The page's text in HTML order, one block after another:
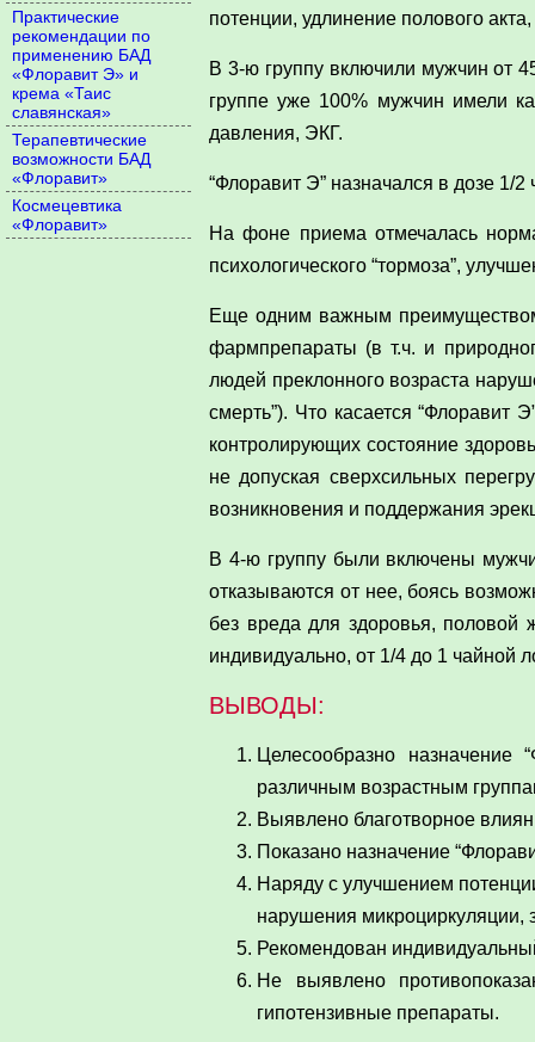
Практические
рекомендации по
применению БАД
«Флоравит Э» и
крема «Таис
славянская»
Терапевтические
возможности БАД
«Флоравит»
Космецевтика
«Флоравит»
потенции, удлинение полового
В 3-ю группу включили мужчин от
группе уже 100% мужчин имели
давления, ЭКГ.
“Флоравит Э” назначался в дозе 1/
На фоне приема отмечалась
психологического “тормоза”,
Еще одним важным
фармпрепараты (в т.ч. и
людей преклонного возраста
смерть”). Что касается
контролирующих состояние
не допуская сверхсильных
возникновения и поддержания
В 4-ю группу были включены
отказываются от нее, боясь
без вреда для здоровья, половой
индивидуально, от 1/4 до 1 чайной
ВЫВОДЫ:
Целесообразно
различным возрастным
Выявлено благотворное
Показано назначение
Наряду с улучшением
нарушения микроциркуляции,
Рекомендован
Не выявлено
гипотензивные препараты.